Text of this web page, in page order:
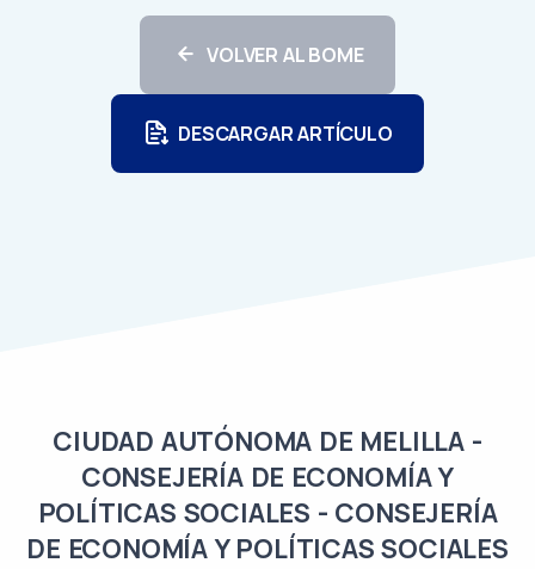
VOLVER AL BOME
DESCARGAR ARTÍCULO
CIUDAD AUTÓNOMA DE MELILLA -
CONSEJERÍA DE ECONOMÍA Y
POLÍTICAS SOCIALES - CONSEJERÍA
DE ECONOMÍA Y POLÍTICAS SOCIALES